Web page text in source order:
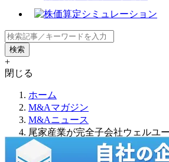
+
閉じる
ホーム
M&Aマガジン
M&Aニュース
尾家産業が完全子会社ウェルユ